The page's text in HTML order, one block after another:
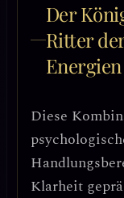
Der
Ritter
Diese
Klarheit